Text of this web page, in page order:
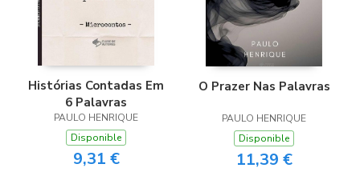
Histórias Contadas Em
6 Palavras
PAULO HENRIQUE
Disponible
9,31 €
O Prazer Nas Palavras
PAULO HENRIQUE
Disponible
11,39 €